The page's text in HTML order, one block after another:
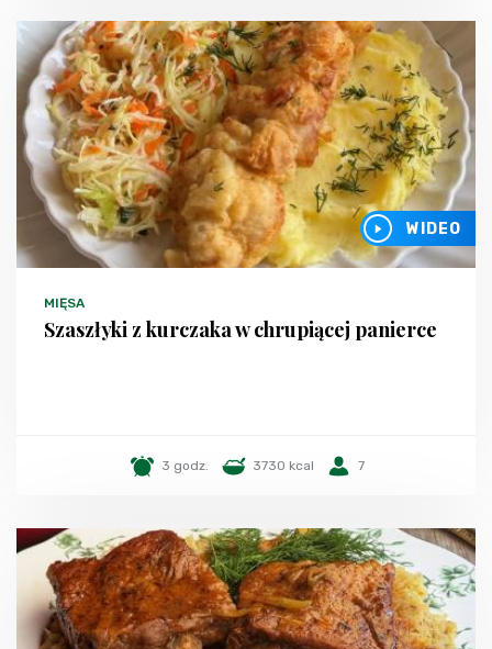
WIDEO
MIĘSA
Szaszłyki z kurczaka w chrupiącej panierce
3 godz. 3730 kcal 7